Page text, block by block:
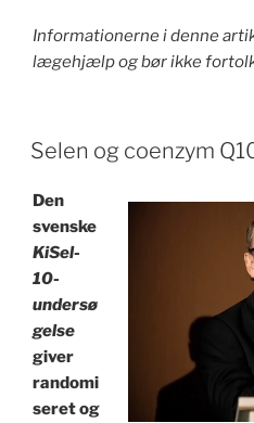
Informationerne i denne
lægehjælp og bør ikke
POSTED
ON
Selen og coenzym
Den
svenske
KiSel-
10-
undersø
gelse
giver
randomi
seret og